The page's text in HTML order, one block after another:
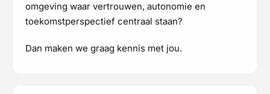
omgeving waar vertrouwen, autonomie en
toekomstperspectief centraal staan?
Dan maken we graag kennis met jou.